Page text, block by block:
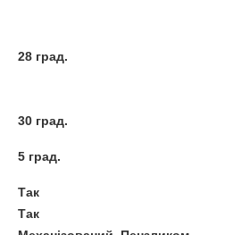
28 град.
30 град.
5 град.
Так
Так